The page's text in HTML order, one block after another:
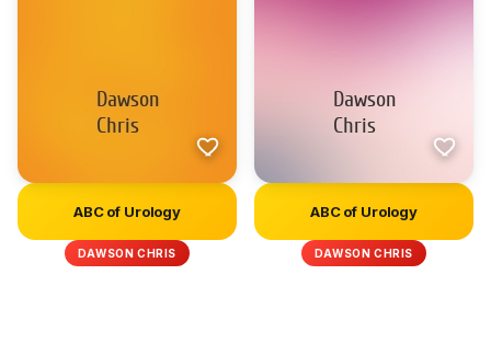
ABC of Urology
DAWSON CHRIS
ABC of Urology
DAWSON CHRIS